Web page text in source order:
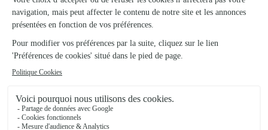
Le Bugue
28 rue de la boétie
Voir la boutique